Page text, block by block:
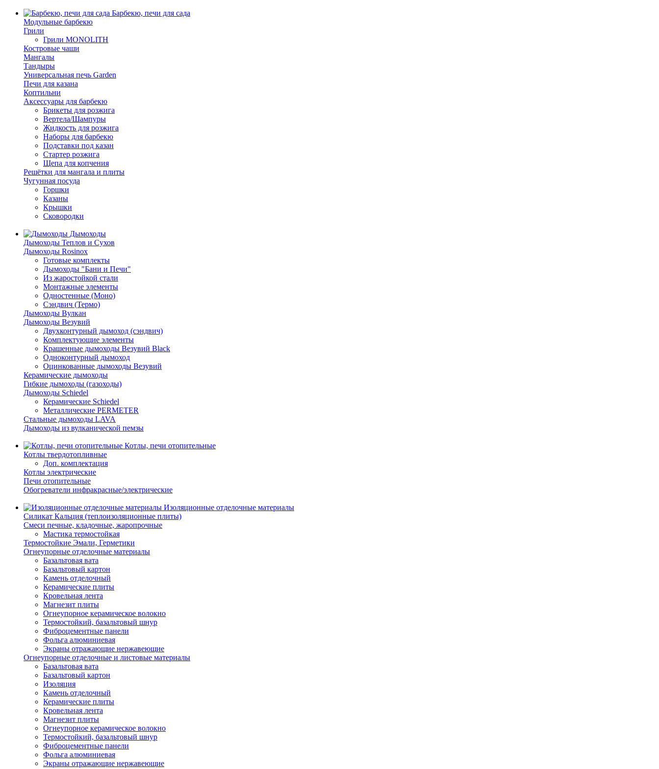
Барбекю, печи для сада
Модульные барбекю
Грили
Грили MONOLITH
Костровые чаши
Мангалы
Тандыры
Универсальная печь Garden
Печи для казана
Коптильни
Аксессуары для барбекю
Брикеты для розжига
Вертела/Шампуры
Жидкость для розжига
Наборы для барбекю
Подставки под казан
Стартер розжига
Щепа для копчения
Решётки для мангала и плиты
Чугунная посуда
Горшки
Казаны
Крышки
Сковородки
Дымоходы
Дымоходы Теплов и Сухов
Дымоходы Rosinox
Готовые комплекты
Дымоходы "Бани и Печи"
Из жаростойкой стали
Монтажные элементы
Одностенные (Моно)
Сэндвич (Термо)
Дымоходы Вулкан
Дымоходы Везувий
Двухконтурный дымоход (сэндвич)
Комплектующие элементы
Крашенные дымоходы Везувий Black
Одноконтурный дымоход
Оцинкованные дымоходы Везувий
Керамические дымоходы
Гибкие дымоходы (газоходы)
Дымоходы Schiedel
Керамические Schiedel
Металлические PERMETER
Стальные дымоходы LAVA
Дымоходы из вулканической пемзы
Котлы, печи отопительные
Котлы твердотопливные
Доп. комплектация
Котлы электрические
Печи отопительные
Обогреватели инфракрасные/электрические
Изоляционные отделочные материалы
Силикат Кальция (теплоизоляционные плиты)
Смеси печные, кладочные, жаропрочные
Мастика термостойкая
Термостойкие Эмали, Герметики
Огнеупорные отделочные материалы
Базальтовая вата
Базальтовый картон
Камень отделочный
Керамические плиты
Кровельная лента
Магнезит плиты
Огнеупорное керамическое волокно
Термостойкий, базальтовый шнур
Фиброцементные панели
Фольга алюминиевая
Экраны отражающие нержавеющие
Огнеупорные отделочные и листовые материалы
Базальтовая вата
Базальтовый картон
Изоляция
Камень отделочный
Керамические плиты
Кровельная лента
Магнезит плиты
Огнеупорное керамическое волокно
Термостойкий, базальтовый шнур
Фиброцементные панели
Фольга алюминиевая
Экраны отражающие нержавеющие